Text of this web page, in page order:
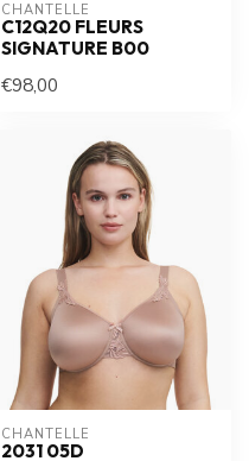
CHANTELLE
C12Q20 FLEURS
SIGNATURE B00
€98,00
CHANTELLE
2031 05D